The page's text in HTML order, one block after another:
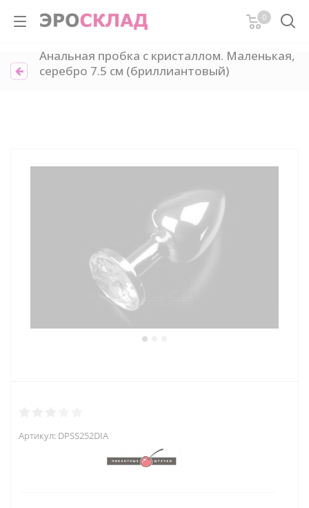
0
Анальная пробка с кристаллом. Маленькая,
серебро 7.5 см (бриллиантовый)
Артикул: DPSS252DIA